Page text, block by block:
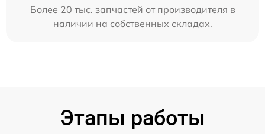
Более 20 тыс. запчастей от производителя в
наличии на собственных складах.
Этапы работы